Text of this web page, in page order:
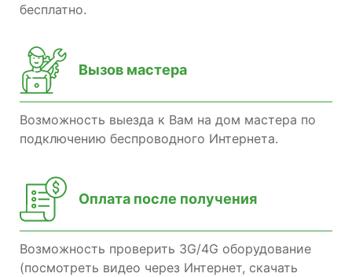
бесплатно.
Вызов мастера
Возможность выезда к Вам на дом мастера по
подключению беспроводного Интернета.
Оплата после получения
Возможность проверить 3G/4G оборудование
(посмотреть видео через Интернет, скачать